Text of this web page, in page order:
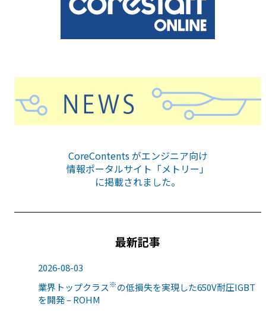
CoreContents がエンジニア向け
情報ポータルサイト「メトリー」
に掲載されました。
最新記事
2026-08-03
業界トップクラス※の低損失を実現した650V耐圧IGBT
を開発 – ROHM